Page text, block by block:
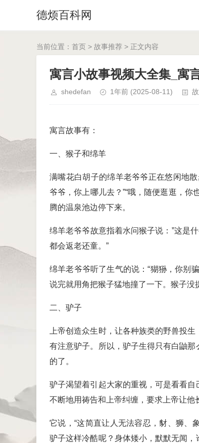
德烦百科网
当前位置： 首页 > 故事推荐 > 正文内容
寓言小故事视频大全集_寓
shedefan 1年前 (2025-08-11)
寓言故事有：
一、猴子和绵羊
满嘴花白胡子的绵羊老爷爷正在悠闲地
爷爷，你上哪儿去？”“哦，随便逛逛，
腾的温泉池边停下来。
绵羊老爷爷故意指着水问猴子说：”这是
都会返老还童。”
绵羊老爷爷听了生气的说：“猢狲，你别
说完就用角把猴子猛地撞了一下。猴子没
二、驴子
上帝创造众生时，让各种族类的野兽投
有注意驴子。所以，驴子生得只有白鼬
的了。
驴子渴望着引起大家的重视，可是看看
不断地用祷告和上帝纠缠，要求上帝让他
它说，“这简直让人无法容忍，豺、狮、
驴子这样冷酷呢？身体矮小，默默无闻